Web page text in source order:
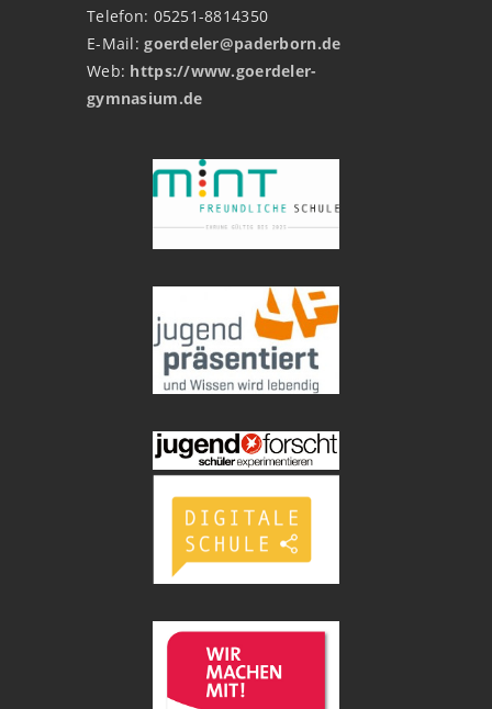
Telefon: 05251-8814350
E-Mail:goerdeler@paderborn.de
Web: https://www.goerdeler-
gymnasium.de